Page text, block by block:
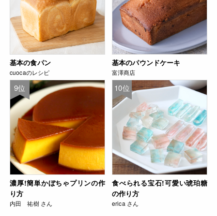
基本の食パン
cuocaのレシピ
基本のパウンドケーキ
富澤商店
9位
濃厚!簡単かぼちゃプリンの作
り方
内田 祐樹 さん
10位
食べられる宝石!可愛い琥珀糖
の作り方
erica さん